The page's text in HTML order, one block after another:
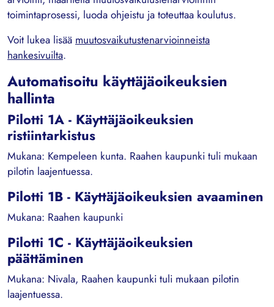
toimintaprosessi, luoda ohjeistu ja toteuttaa koulutus.
Voit lukea lisää muutosvaikutustenarvioinneista
hankesivuilta.
Automatisoitu käyttäjäoikeuksien
hallinta
Pilotti 1A - Käyttäjäoikeuksien
ristiintarkistus
Mukana: Kempeleen kunta. Raahen kaupunki tuli mukaan
pilotin laajentuessa.
Pilotti 1B - Käyttäjäoikeuksien avaaminen
Mukana: Raahen kaupunki
Pilotti 1C - Käyttäjäoikeuksien
päättäminen
Mukana: Nivala, Raahen kaupunki tuli mukaan pilotin
laajentuessa.